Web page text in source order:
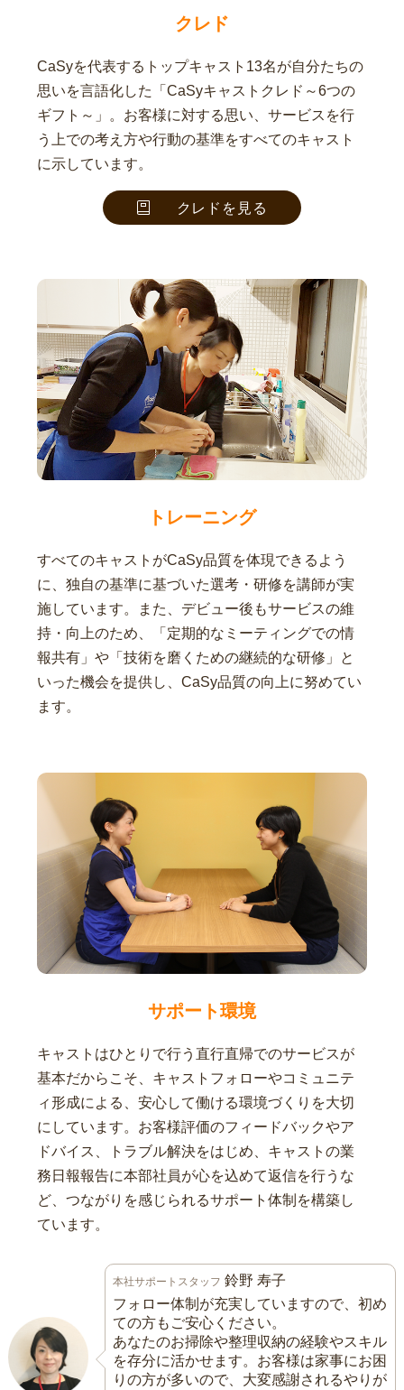
クレド
CaSyを代表するトップキャスト13名が自分たちの
思いを言語化した「CaSyキャストクレド～6つの
ギフト～」。お客様に対する思い、サービスを行
う上での考え方や行動の基準をすべてのキャスト
に示しています。
クレドを見る
トレーニング
すべてのキャストがCaSy品質を体現できるよう
に、独自の基準に基づいた選考・研修を講師が実
施しています。また、デビュー後もサービスの維
持・向上のため、「定期的なミーティングでの情
報共有」や「技術を磨くための継続的な研修」と
いった機会を提供し、CaSy品質の向上に努めてい
ます。
サポート環境
キャストはひとりで行う直行直帰でのサービスが
基本だからこそ、キャストフォローやコミュニテ
ィ形成による、安心して働ける環境づくりを大切
にしています。お客様評価のフィードバックやア
ドバイス、トラブル解決をはじめ、キャストの業
務日報報告に本部社員が心を込めて返信を行うな
ど、つながりを感じられるサポート体制を構築し
ています。
本社サポートスタッフ 鈴野 寿子
フォロー体制が充実していますので、初め
ての方もご安心ください。
あなたのお掃除や整理収納の経験やスキル
を存分に活かせます。お客様は家事にお困
りの方が多いので、大変感謝されるやりが